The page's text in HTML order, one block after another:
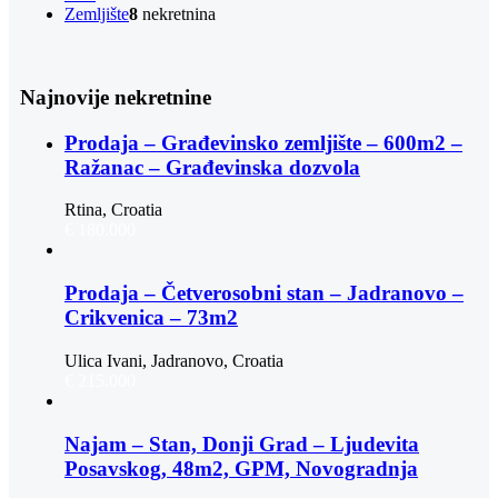
Zemljište8 nekretnina
Najnovije nekretnine
Prodaja – Građevinsko zemljište – 600m2 –
Ražanac – Građevinska dozvola
Rtina, Croatia
Prodaja – Četverosobni stan – Jadranovo –
Crikvenica – 73m2
Ulica Ivani, Jadranovo, Croatia
Najam – Stan, Donji Grad – Ljudevita
Posavskog, 48m2, GPM, Novogradnja